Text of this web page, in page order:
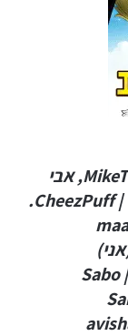
תרגום+עריכה ראשונה: מייק | MikeTMG, אבי